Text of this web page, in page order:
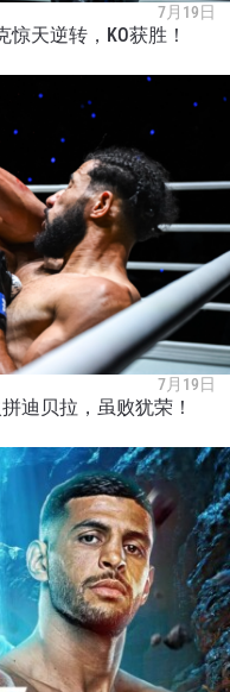
7月19日
天逆转，KO获胜！
7月19日
迪贝拉，虽败犹荣！